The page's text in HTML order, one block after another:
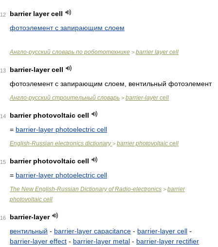
12
barrier layer cell
фотоэлемент с запирающим слоем
Англо-русский словарь по робототехнике > barrier layer cell
13
barrier-layer cell
фотоэлемент с запирающим слоем, вентильный фотоэлемент
Англо-русский строительный словарь > barrier-layer cell
14
barrier photovoltaic cell
= barrier-layer photoelectric cell
English-Russian electronics dictionary> barrier photovoltaic cell
15
barrier photovoltaic cell
= barrier-layer photoelectric cell
The New English-Russian Dictionary of Radio-electronics > barrier
photovoltaic cell
16
barrier-layer
вентильный - barrier-layer capacitance - barrier-layer cell -
barrier-layer effect - barrier-layer metal - barrier-layer rectifier